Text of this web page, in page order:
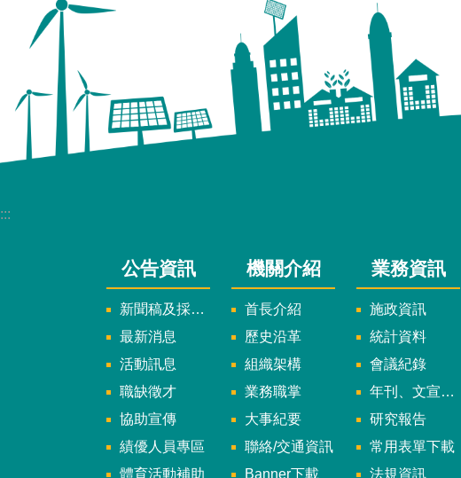
:::
公告資訊
新聞稿及採訪通知
最新消息
活動訊息
職缺徵才
協助宣傳
績優人員專區
體育活動補助
機關介紹
首長介紹
歷史沿革
組織架構
業務職掌
大事紀要
聯絡/交通資訊
Banner下載
業務資訊
施政資訊
統計資料
會議紀錄
年刊、文宣及出版品
研究報告
常用表單下載
法規資訊